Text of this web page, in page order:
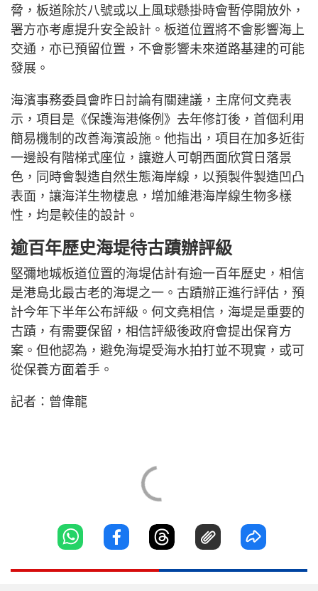
脅，板道除於八號或以上風球懸掛時會暫停開放外，
署方亦考慮提升安全設計。板道位置將不會影響海上
交通，亦已預留位置，不會影響未來道路基建的可能
發展。
海濱事務委員會昨日討論有關建議，主席何文堯表
示，項目是《保護海港條例》去年修訂後，首個利用
簡易機制的改善海濱設施。他指出，項目在加多近街
一邊設有階梯式座位，讓遊人可朝西面欣賞日落景
色，同時會製造自然生態海岸線，以預製件製造凹凸
表面，讓海洋生物棲息，增加維港海岸線生物多樣
性，均是較佳的設計。
逾百年歷史海堤待古蹟辦評級
堅彌地城板道位置的海堤估計有逾一百年歷史，相信
是港島北最古老的海堤之一。古蹟辦正進行評估，預
計今年下半年公布評級。何文堯相信，海堤是重要的
古蹟，有需要保留，相信評級後政府會提出保育方
案。但他認為，避免海堤受海水拍打並不現實，或可
從保養方面着手。
記者：曾偉龍